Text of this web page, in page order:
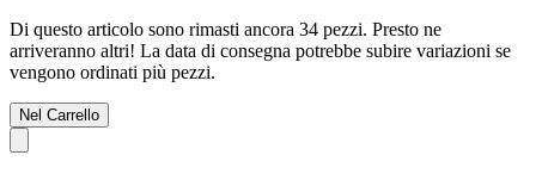
Di questo articolo sono rimasti ancora 34 pezzi. Presto ne
arriveranno altri! La data di consegna potrebbe subire variazioni se
vengono ordinati più pezzi.
Nel Carrello